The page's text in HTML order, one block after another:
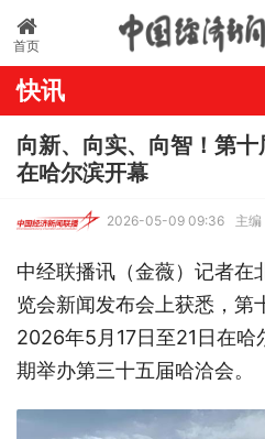
首页
快讯
向新、向实、向智！第
在哈尔滨开幕
2026-05-09 09:36 主
中经联播讯（金薇） 记者在
览会新闻发布会上获悉，第
2026年5月17日至21日在哈
期举办第三十五届哈洽会。